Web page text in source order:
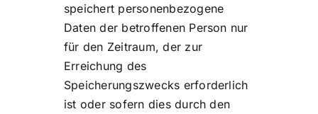
speichert personenbezogene
Daten der betroffenen Person nur
für den Zeitraum, der zur
Erreichung des
Speicherungszwecks erforderlich
ist oder sofern dies durch den